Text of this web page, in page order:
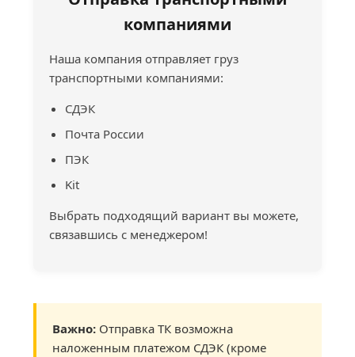
компаниями
Наша компания отправляет груз
транспортными компаниями:
СДЭК
Почта России
ПЭК
Kit
Выбрать подходящий вариант вы можете,
связавшись с менеджером!
Важно: Отправка ТК возможна
наложенным платежом СДЭК (кроме